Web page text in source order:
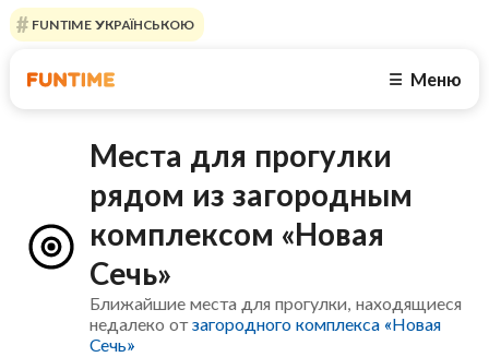
FUNTIME УКРАЇНСЬКОЮ
☰ Меню
Места для прогулки
рядом из загородным
комплексом «Новая
Сечь»
Ближайшие места для прогулки, находящиеся
недалеко отзагородного комплекса «Новая
Сечь»